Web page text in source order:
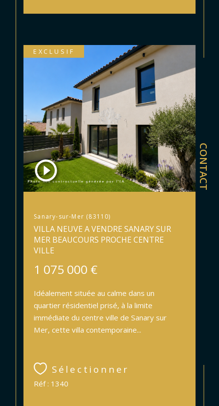
CONTACT
Sanary-sur-Mer (83110)
VILLA NEUVE A VENDRE SANARY SUR
MER BEAUCOURS PROCHE CENTRE
VILLE
1 075 000 €
Idéalement située au calme dans un
quartier résidentiel prisé, à la limite
immédiate du centre ville de Sanary sur
Mer, cette villa contemporaine...
Sélectionner
Réf : 1340
EXCLUSIF